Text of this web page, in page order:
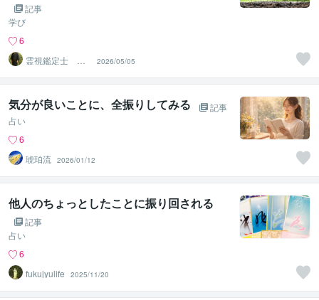
記事
学び
6
霊視鑑定士 神
凪
2026/05/05
気分が良いことに、全振りしてみる
記事
占い
6
琥珀流 2026/01/12
他人のちょっとしたことに振り回される
記事
占い
6
fukujyulife
2025/11/20